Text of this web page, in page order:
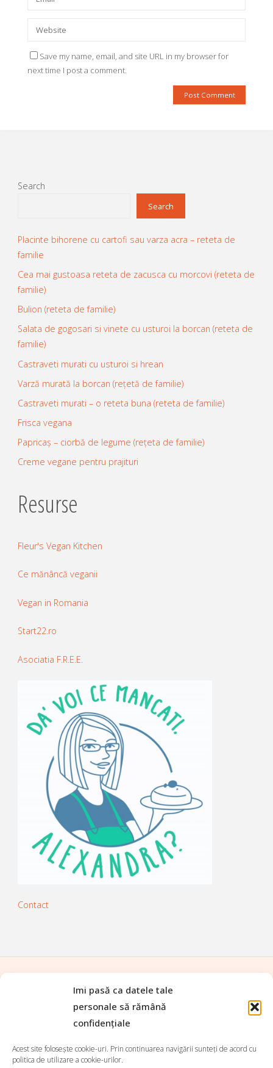
Imi pasă ca datele tale
personale să rămână
confidențiale
Acest site folosește cookie-uri. Prin continuarea navigării sunteți de acord cu
politica de utilizare a cookie-urilor.
Save my name, email, and site URL in my browser for
next time I post a comment.
Search
Search
Placinte bihorene cu cartofi sau varza acra – reteta de
familie
Cea mai gustoasa reteta de zacusca cu morcovi (reteta de
familie)
Bulion (reteta de familie)
Salata de gogosari si vinete cu usturoi la borcan (reteta de
familie)
Castraveti murati cu usturoi si hrean
Varză murată la borcan (rețetă de familie)
Castraveti murati – o reteta buna (reteta de familie)
Frisca vegana
Papricaș – ciorbă de legume (rețeta de familie)
Creme vegane pentru prajituri
Resurse
Fleur's Vegan Kitchen
Ce mănâncă veganii
Vegan in Romania
Start22.ro
Asociatia F.R.E.E.
Contact
ACASĂ | TOATE REȚETELE
PREPARATE DE BAZĂ
| APERITIVE
FEL PRINCIPAL
| SALATE
Search for: